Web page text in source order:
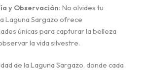
y Observación: No olvides tu
Laguna Sargazo ofrece
únicas para capturar la belleza
la vida silvestre.
de la Laguna Sargazo, donde cada